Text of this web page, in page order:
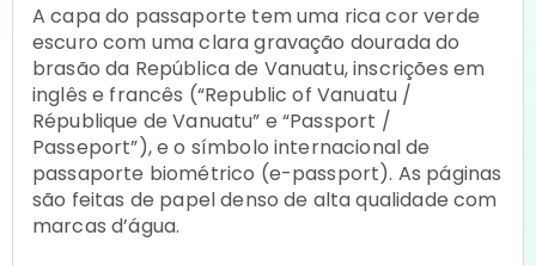
A capa do passaporte tem uma rica cor verde
escuro com uma clara gravação dourada do
brasão da República de Vanuatu, inscrições em
inglês e francês (“Republic of Vanuatu /
République de Vanuatu” e “Passport /
Passeport”), e o símbolo internacional de
passaporte biométrico (e-passport). As páginas
são feitas de papel denso de alta qualidade com
marcas d’água.